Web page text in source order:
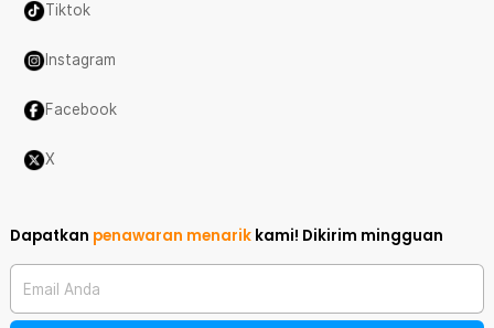
Tiktok
Instagram
Facebook
X
Dapatkan penawaran menarik kami! Dikirim mingguan
Email Anda